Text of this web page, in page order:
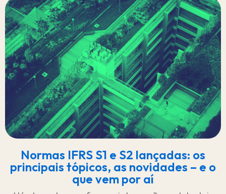
Normas IFRS S1 e S2 lançadas: os
principais tópicos, as novidades – e o
que vem por aí